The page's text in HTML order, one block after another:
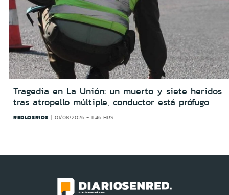
Tragedia en La Unión: un muerto y siete heridos
tras atropello múltiple, conductor está prófugo
REDLOSRIOS 01/08/2026 - 11:46 HRS